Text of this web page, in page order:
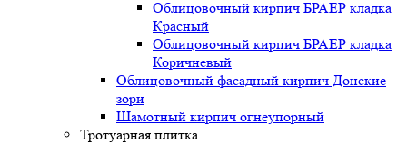
Облицовочный кирпич БРАЕР кладка
Красный
Облицовочный кирпич БРАЕР кладка
Коричневый
Облицовочный фасадный кирпич Донские
зори
Шамотный кирпич огнеупорный
Тротуарная плитка